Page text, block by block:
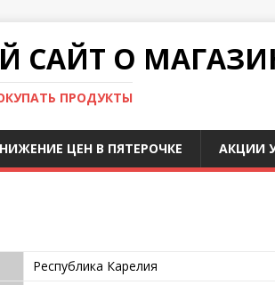
О
ПРОДУКТЫ
ЦЕН В ПЯТЕРОЧКЕ АКЦИИ
Республика Карелия